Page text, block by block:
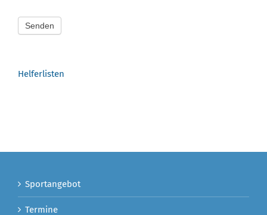
Senden
Helferlisten
Sportangebot
Termine